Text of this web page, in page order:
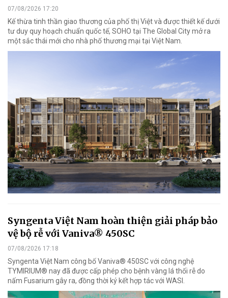
07/08/2026 17:20
Kế thừa tinh thần giao thương của phố thị Việt và được thiết kế dưới
tư duy quy hoạch chuẩn quốc tế, SOHO tại The Global City mở ra
một sắc thái mới cho nhà phố thương mại tại Việt Nam.
Syngenta Việt Nam hoàn thiện giải pháp bảo
vệ bộ rễ với Vaniva® 450SC
07/08/2026 17:18
Syngenta Việt Nam công bố Vaniva® 450SC với công nghệ
TYMIRIUM® nay đã được cấp phép cho bệnh vàng lá thối rễ do
nấm Fusarium gây ra, đồng thời ký kết hợp tác với WASI.